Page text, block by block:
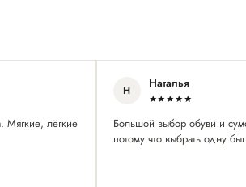
Мягкие, лёгкие
Н Наталья
★★★★★
Большой выбор обуви и
потому что выбрать одну